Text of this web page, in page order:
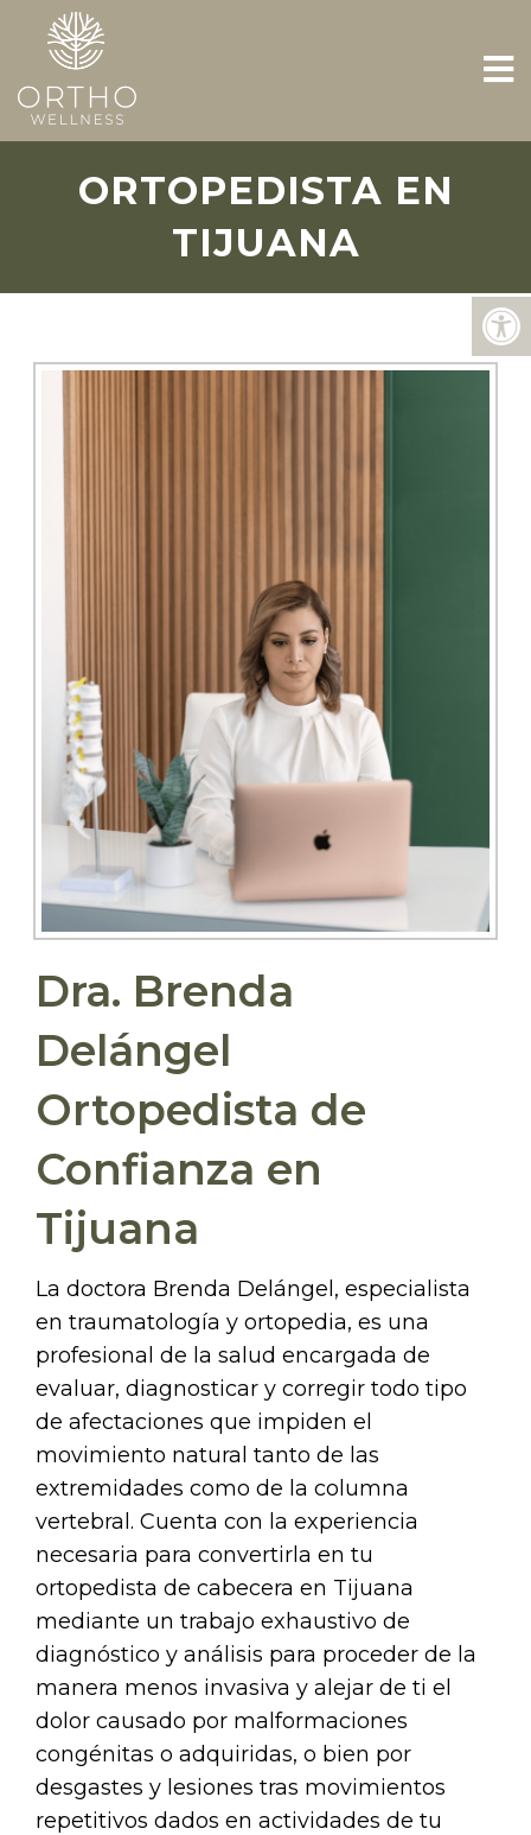
ORTOPEDISTA EN
TIJUANA
Dra. Brenda
Delángel
Ortopedista de
Confianza en
Tijuana
La doctora Brenda Delángel, especialista
en traumatología y ortopedia, es una
profesional de la salud encargada de
evaluar, diagnosticar y corregir todo tipo
de afectaciones que impiden el
movimiento natural tanto de las
extremidades como de la columna
vertebral. Cuenta con la experiencia
necesaria para convertirla en tu
ortopedista de cabecera en Tijuana
mediante un trabajo exhaustivo de
diagnóstico y análisis para proceder de la
manera menos invasiva y alejar de ti el
dolor causado por malformaciones
congénitas o adquiridas, o bien por
desgastes y lesiones tras movimientos
repetitivos dados en actividades de tu